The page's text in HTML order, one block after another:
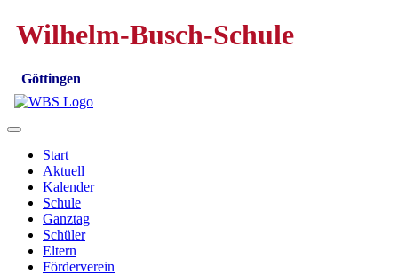
Wilhelm-Busch-Schule
Göttingen
Start
Aktuell
Kalender
Schule
Ganztag
Schüler
Eltern
Förderverein